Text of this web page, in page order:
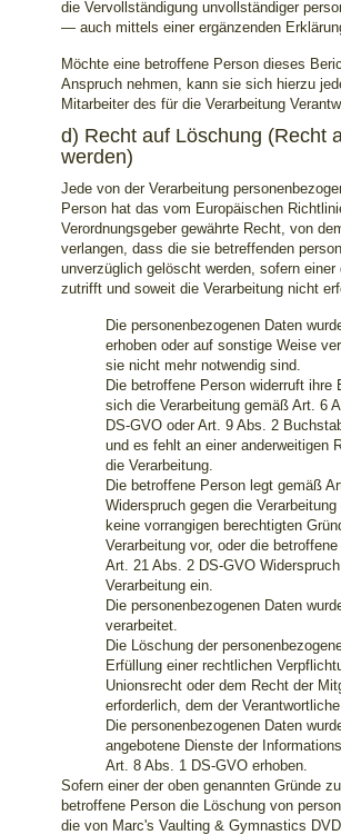
die Vervollständigung unvollständiger
— auch mittels einer ergänzenden
Möchte eine betroffene Person dieses
Anspruch nehmen, kann sie sich hierzu
Mitarbeiter des für die Verarbeitung
d) Recht auf Löschung (Recht
werden)
Jede von der Verarbeitung
Person hat das vom Europäischen
Verordnungsgeber gewährte Recht, von
verlangen, dass die sie betreffenden
unverzüglich gelöscht werden, sofern einer
zutrifft und soweit die Verarbeitung nicht
Die personenbezogenen Daten
erhoben oder auf sonstige Weise
sie nicht mehr notwendig sind.
Die betroffene Person widerruft ihre
sich die Verarbeitung gemäß Art. 6
DS-GVO oder Art. 9 Abs. 2
und es fehlt an einer anderweitigen
die Verarbeitung.
Die betroffene Person legt gemäß
Widerspruch gegen die
keine vorrangigen berechtigten
Verarbeitung vor, oder die
Art. 21 Abs. 2 DS-GVO
Verarbeitung ein.
Die personenbezogenen Daten
verarbeitet.
Die Löschung der
Erfüllung einer rechtlichen
Unionsrecht oder dem Recht der
erforderlich, dem der
Die personenbezogenen Daten
angebotene Dienste der
Art. 8 Abs. 1 DS-GVO erhoben.
Sofern einer der oben genannten Gründe
betroffene Person die Löschung von
die von Marc's Vaulting & Gymnastics